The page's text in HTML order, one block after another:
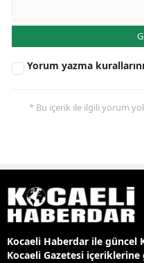
Yorum yazma kurallarını
* Bu içerik ile ilgili yorum
Kocaeli Haberdar ile güncel
Kocaeli Gazetesi